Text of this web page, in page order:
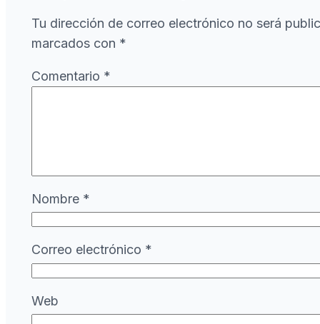
Tu dirección de correo electrónico no será
marcados con *
Comentario *
Nombre *
Correo electrónico *
Web